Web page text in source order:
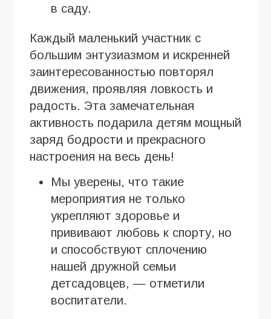
в саду.
Каждый маленький участник с
большим энтузиазмом и искренней
заинтересованностью повторял
движения, проявляя ловкость и
радость. Эта замечательная
активность подарила детям мощный
заряд бодрости и прекрасного
настроения на весь день!
Мы уверены, что такие
мероприятия не только
укрепляют здоровье и
прививают любовь к спорту, но
и способствуют сплочению
нашей дружной семьи
детсадовцев, — отметили
воспитатели.